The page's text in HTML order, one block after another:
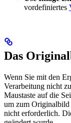
vordefiniertes
Das
Wenn Sie mit den
Verarbeitung nicht
Maustaste auf die
um zum Originalbild
nicht erforderlich.